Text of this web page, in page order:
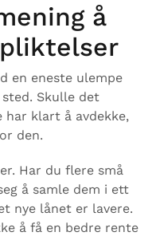
å
en eneste ulempe
Skulle det
har klart å avdekke,
den.
Har du flere små
å samle dem i ett
nye lånet er lavere.
å få en bedre rente